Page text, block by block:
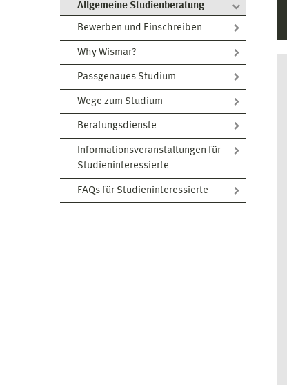
Allgemeine Studienberatung
Bewerben und Einschreiben
Why Wismar?
Passgenaues Studium
Wege zum Studium
Beratungsdienste
Informationsveranstaltungen für
Studieninteressierte
FAQs für Studieninteressierte